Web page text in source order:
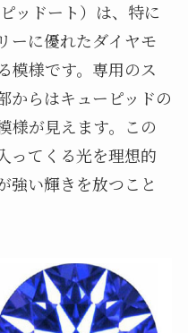
ッドート）は、特に
ーに優れたダイヤモ
模様です。専用のス
からはキューピッドの
様が見えます。この
ってくる光を理想的
強い輝きを放つこと